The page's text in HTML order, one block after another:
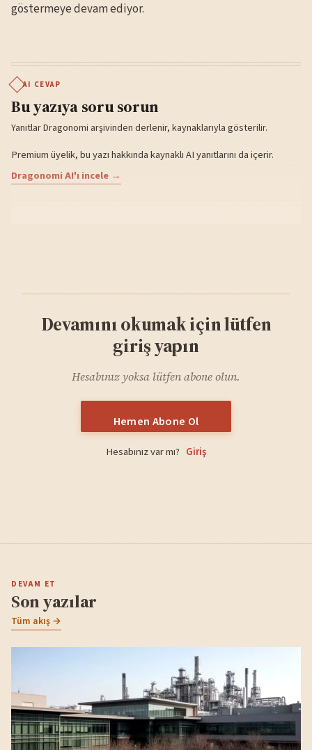
göstermeye devam ediyor.
AI CEVAP
Bu yazıya soru sorun
Yanıtlar Dragonomi arşivinden derlenir, kaynaklarıyla gösterilir.
Premium üyelik, bu yazı hakkında kaynaklı AI yanıtlarını da içerir.
Dragonomi AI'ı incele →
Devamını okumak için lütfen
giriş yapın
Hesabınız yoksa lütfen abone olun.
Hemen Abone Ol
Hesabınız var mı? Giriş
DEVAM ET
Son yazılar
Tüm akış →